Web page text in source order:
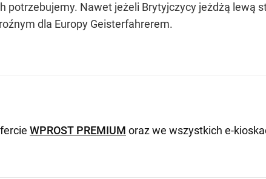
Nawet jeżeli Brytyjczycy jeżdżą lewą
dla Europy Geisterfahrerem.
WPROST PREMIUM oraz we wszystkich e-